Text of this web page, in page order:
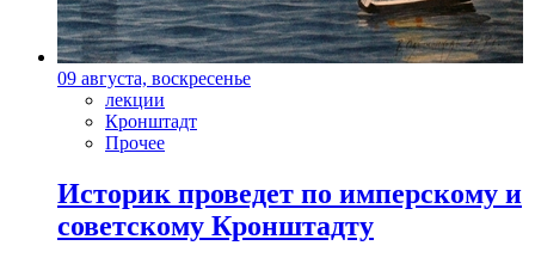
09 августа, воскресенье
лекции
Кронштадт
Прочее
Историк проведет по имперскому и
советскому Кронштадту